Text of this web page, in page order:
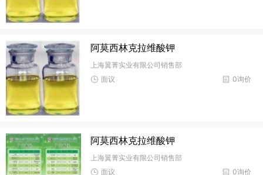
阿莫西林克拉维酸钾
上海翼菁实业有限公司销售部
0询价
面议
阿莫西林克拉维酸钾
上海翼菁实业有限公司销售部
0询价
面议